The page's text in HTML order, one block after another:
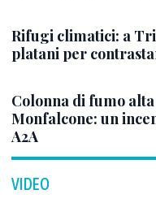
Rifugi climatici: a
platani per
Colonna di fumo
Monfalcone: un
A2A
VIDEO